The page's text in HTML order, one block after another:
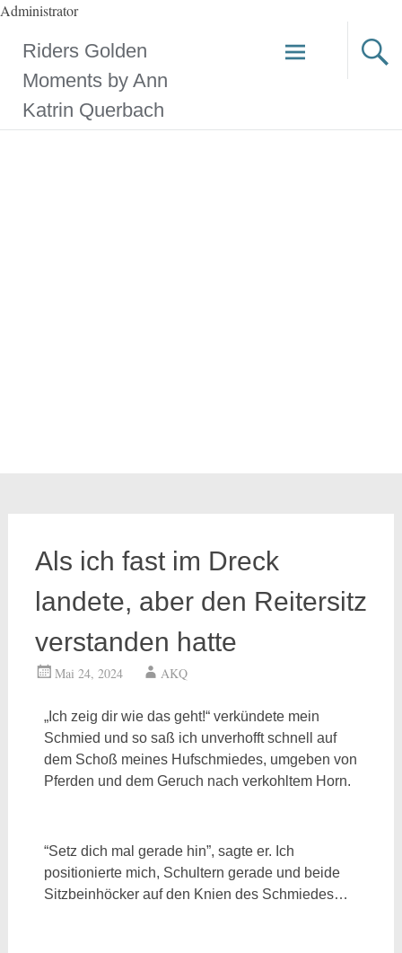
Administrator
Riders Golden
Moments by Ann
Katrin Querbach
Als ich fast im Dreck
landete, aber den Reitersitz
verstanden hatte
Mai 24, 2024 AKQ
„Ich zeig dir wie das geht!“ verkündete mein
Schmied und so saß ich unverhofft schnell auf
dem Schoß meines Hufschmiedes, umgeben von
Pferden und dem Geruch nach verkohltem Horn.
“Setz dich mal gerade hin”, sagte er. Ich
positionierte mich, Schultern gerade und beide
Sitzbeinhöcker auf den Knien des Schmiedes…